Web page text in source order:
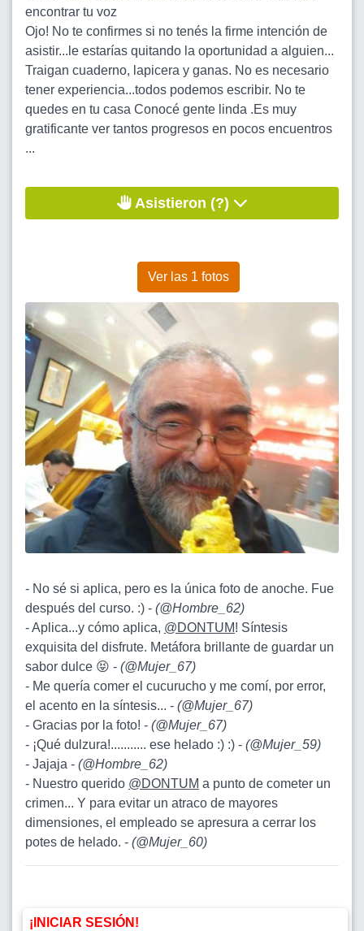
encontrar tu voz
Ojo! No te confirmes si no tenés la firme intención de
asistir...le estarías quitando la oportunidad a alguien...
Traigan cuaderno, lapicera y ganas. No es necesario
tener experiencia...todos podemos escribir. No te
quedes en tu casa Conocé gente linda .Es muy
gratificante ver tantos progresos en pocos encuentros
...
Asistieron (?)
Ver las 1 fotos
- No sé si aplica, pero es la única foto de anoche. Fue
después del curso. :) - (@Hombre_62)
- Aplica...y cómo aplica, @DONTUM! Síntesis
exquisita del disfrute. Metáfora brillante de guardar un
sabor dulce 😝 - (@Mujer_67)
- Me quería comer el cucurucho y me comí, por error,
el acento en la síntesis... - (@Mujer_67)
- Gracias por la foto! - (@Mujer_67)
- ¡Qué dulzura!........... ese helado :) :) - (@Mujer_59)
- Jajaja - (@Hombre_62)
- Nuestro querido @DONTUM a punto de cometer un
crimen... Y para evitar un atraco de mayores
dimensiones, el empleado se apresura a cerrar los
potes de helado. - (@Mujer_60)
¡INICIAR SESIÓN!